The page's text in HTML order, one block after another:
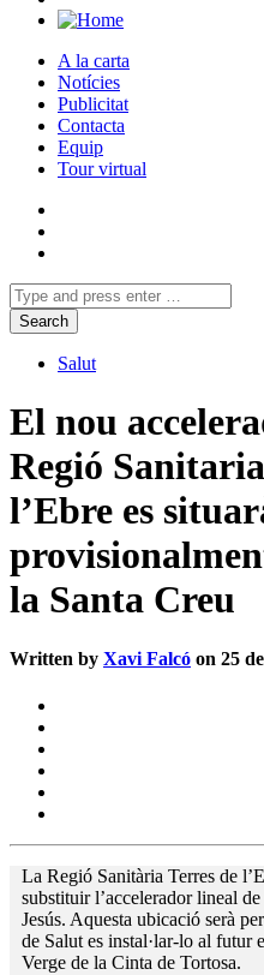
A la carta
Notícies
Publicitat
Contacta
Equip
Tour virtual
Salut
El nou
Regió
l’Ebre es
la Santa Creu
Written by Xavi Falcó on 25
La Regió Sanitària Terres de
substituir l’accelerador lineal
Jesús. Aquesta ubicació serà
de Salut es instal·lar-lo al
Verge de la Cinta de Tortosa.